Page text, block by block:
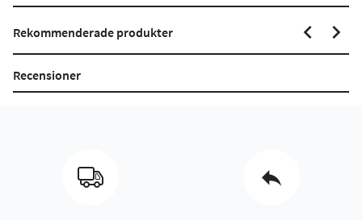
Rekommenderade produkter
Recensioner